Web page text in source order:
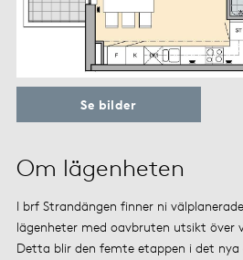
Om lägenheten
I brf Strandängen finner ni
lägenheter med oavbruten utsikt över
Detta blir den femte etappen i det
Se bilder